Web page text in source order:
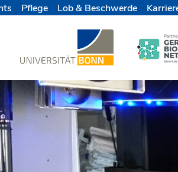
Pflege Lob & Beschwerde